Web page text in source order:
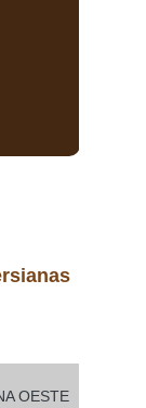
OESTE